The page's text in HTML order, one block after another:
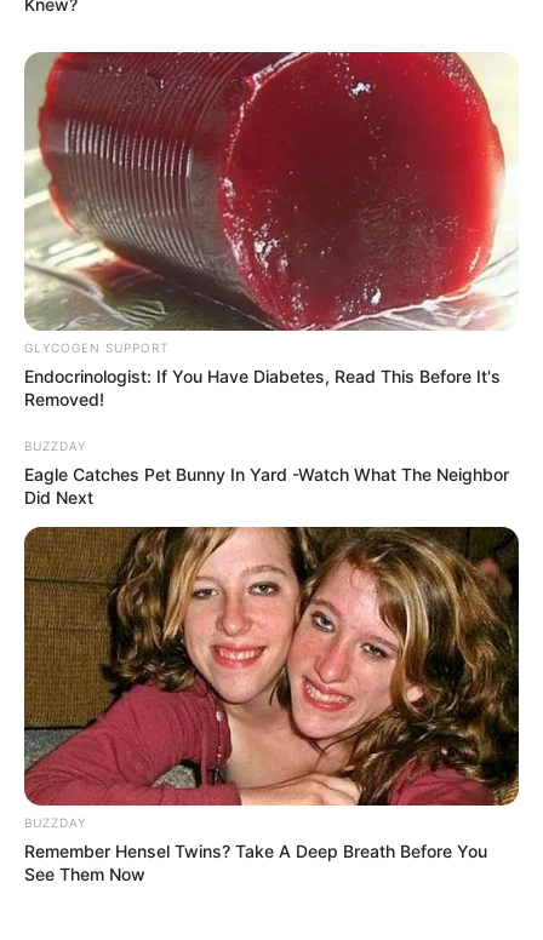
Knew?
GLYCOGEN SUPPORT
Endocrinologist: If You Have Diabetes, Read This Before It's
Removed!
BUZZDAY
Eagle Catches Pet Bunny In Yard -Watch What The Neighbor
Did Next
BUZZDAY
Remember Hensel Twins? Take A Deep Breath Before You
See Them Now